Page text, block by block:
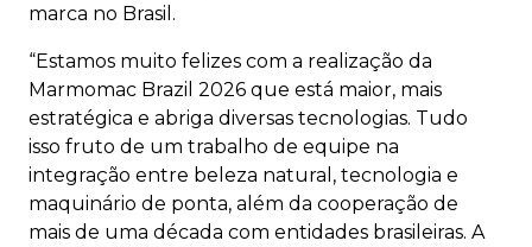
marca no Brasil.
“Estamos muito felizes com a realização da
Marmomac Brazil 2026 que está maior, mais
estratégica e abriga diversas tecnologias. Tudo
isso fruto de um trabalho de equipe na
integração entre beleza natural, tecnologia e
maquinário de ponta, além da cooperação de
mais de uma década com entidades brasileiras. A